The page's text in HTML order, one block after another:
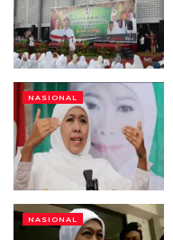
NASIONAL
NASIONAL